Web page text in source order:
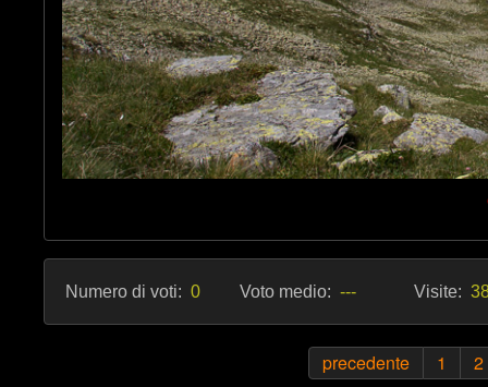
Numero di voti: 0 Voto medio: --- Visite:
precedente 1 2